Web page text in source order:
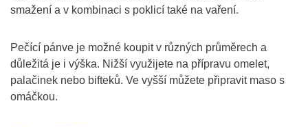
smažení a v kombinaci s poklicí také na vaření.
Pečící pánve je možné koupit v různých průměrech a
důležitá je i výška. Nižší využijete na přípravu omelet,
palačinek nebo bifteků. Ve vyšší můžete připravit maso s
omáčkou.